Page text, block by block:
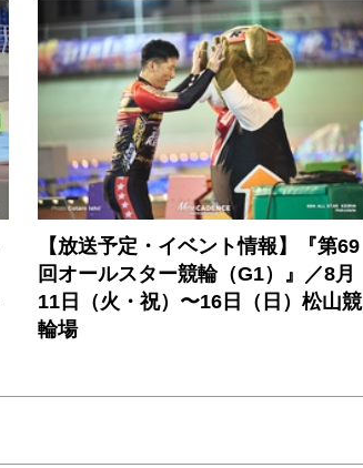
【放送予定・イベント情報】『第69
回オールスター競輪（G1）』／8月
11日（火・祝）〜16日（日）松山競
輪場